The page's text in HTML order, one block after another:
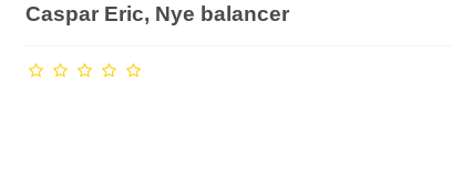
Caspar Eric, Nye balancer